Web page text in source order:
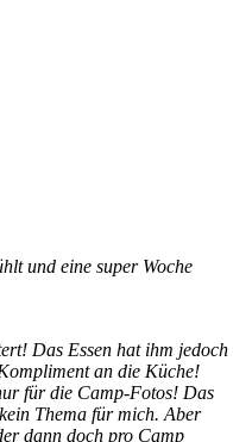
und eine super Woche
Das Essen hat ihm jedoch
an die Küche!
für die Camp-Fotos! Das
Thema für mich. Aber
dann doch pro Camp